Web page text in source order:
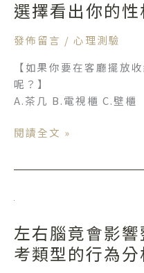
會
數
｜
心
理
驗
選擇看出你的
發佈留言 / 心理測驗
【如果你要在客廳擺放
呢？】
A.茶几 B.電視櫃 C.壁櫃
納
傢
俱
選
哪
一
從
俱
擇
出
你
閱讀全文 »
左右腦竟會影
考類型的行為
左
腦
竟
會